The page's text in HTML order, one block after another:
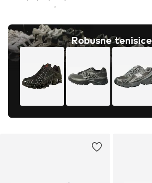
Robusne tenisice